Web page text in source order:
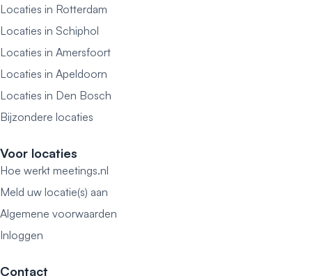
Locaties in Rotterdam
Locaties in Schiphol
Locaties in Amersfoort
Locaties in Apeldoorn
Locaties in Den Bosch
Bijzondere locaties
Voor locaties
Hoe werkt meetings.nl
Meld uw locatie(s) aan
Algemene voorwaarden
Inloggen
Contact